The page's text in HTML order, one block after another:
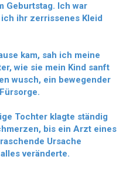
Geburtstag. Ich war
ihr zerrissenes Kleid
kam, sah ich meine
wie sie mein Kind sanft
wusch, ein bewegender
Tochter klagte ständig
bis ein Arzt eines
Ursache
veränderte.